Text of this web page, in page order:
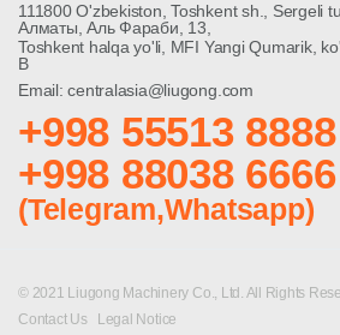
111800 O'zbekiston, Toshkent sh., Sergeli
Алматы, Аль Фараби, 13,
Toshkent halqa yo'li, MFI Yangi Qumarik,
B
Email: centralasia@liugong.com
+998 55513 8888
+998 88038 6666
(Telegram,Whatsapp)
© 2021 Liugong Machinery Co., Ltd. All Rights
Contact Us
Legal Notice